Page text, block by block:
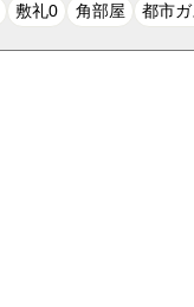
敷礼0 角部屋 都市